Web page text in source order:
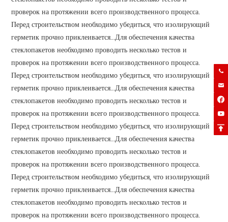





проверок на протяжении всего производственного процесса.
Перед строительством необходимо убедиться, что изолирующий
герметик прочно приклеивается...Для обеспечения качества
стеклопакетов необходимо проводить несколько тестов и
проверок на протяжении всего производственного процесса.
Перед строительством необходимо убедиться, что изолирующий
герметик прочно приклеивается...Для обеспечения качества
стеклопакетов необходимо проводить несколько тестов и
проверок на протяжении всего производственного процесса.
Перед строительством необходимо убедиться, что изолирующий
герметик прочно приклеивается...Для обеспечения качества
стеклопакетов необходимо проводить несколько тестов и
проверок на протяжении всего производственного процесса.
Перед строительством необходимо убедиться, что изолирующий
герметик прочно приклеивается...Для обеспечения качества
стеклопакетов необходимо проводить несколько тестов и
проверок на протяжении всего производственного процесса.